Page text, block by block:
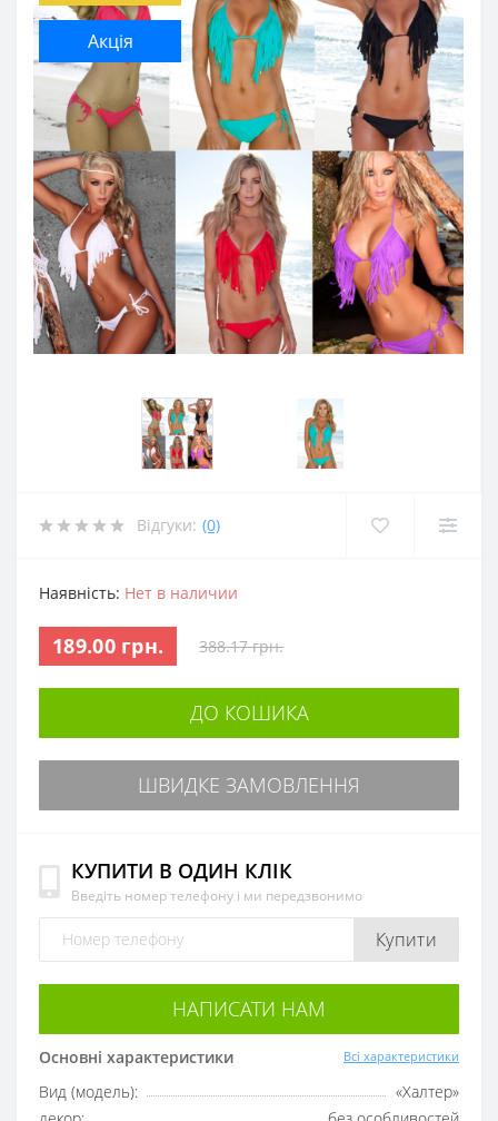
Акція
Відгуки: (0)
Наявність: Нет в наличии
189.00 грн. 388.17 грн.
ДО КОШИКА
ШВИДКЕ ЗАМОВЛЕННЯ
КУПИТИ В ОДИН КЛІК
Введіть номер телефону і ми передзвонимо
Купити
НАПИСАТИ НАМ
Основні характеристики Всі характеристики
Вид (модель):
«Халтер»